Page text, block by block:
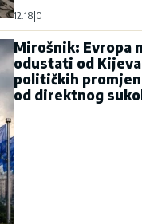
12:18|0
Mirošnik: Evropa
odustati od
političkih
od direktnog